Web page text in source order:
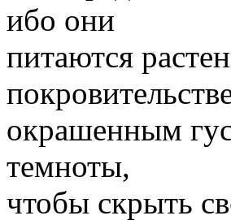
ибо они
питаются
окрашенным
темноты,
чтобы скрыть